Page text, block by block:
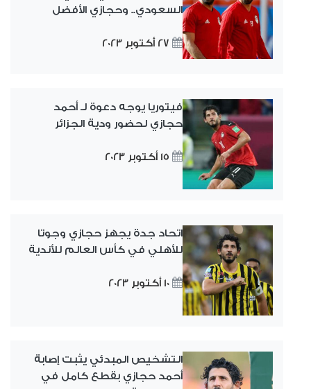
السعودي.. وحجازي الأفضل
27 أكتوبر 2023
فيتوريا يوجه دعوة لـ أحمد
حجازي لحضور ودية الجزائر
15 أكتوبر 2023
اتحاد جدة يجهز حجازي وجوتا
للأهلي في كأس العالم للأندية
10 أكتوبر 2023
التشخيص المبدئي يثبت إصابة
أحمد حجازي بقطع كامل في